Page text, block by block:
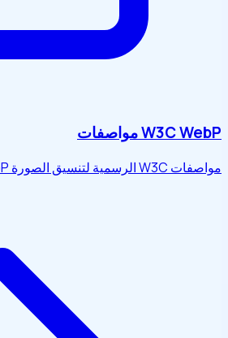
W3C WebP مواصفات
مواصفات W3C الرسمية لتنسيق الصورة WebP.